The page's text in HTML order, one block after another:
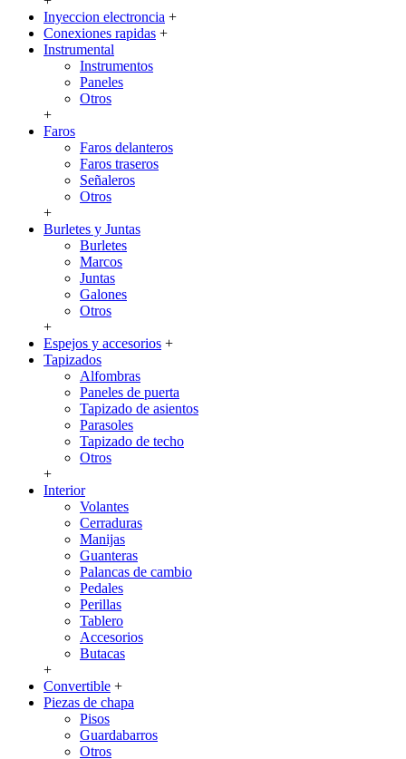
Inyeccion electroncia +
Conexiones rapidas +
Instrumental
Instrumentos
Paneles
Otros
+
Faros
Faros delanteros
Faros traseros
Señaleros
Otros
+
Burletes y Juntas
Burletes
Marcos
Juntas
Galones
Otros
+
Espejos y accesorios +
Tapizados
Alfombras
Paneles de puerta
Tapizado de asientos
Parasoles
Tapizado de techo
Otros
+
Interior
Volantes
Cerraduras
Manijas
Guanteras
Palancas de cambio
Pedales
Perillas
Tablero
Accesorios
Butacas
+
Convertible +
Piezas de chapa
Pisos
Guardabarros
Otros